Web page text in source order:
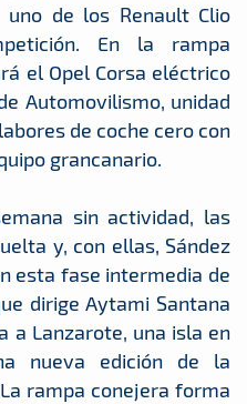
de los Renault Clio
En la rampa
el Opel Corsa eléctrico
Automovilismo, unidad
de coche cero con
grancanario.
sin actividad, las
y, con ellas, Sández
esta fase intermedia de
dirige Aytami Santana
a Lanzarote, una isla en
nueva edición de la
rampa conejera forma